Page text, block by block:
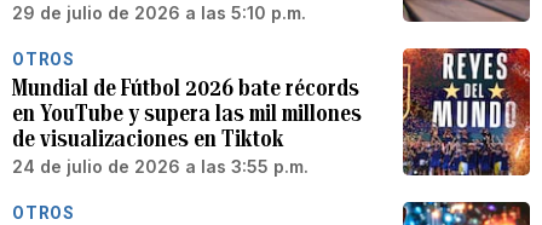
29 de julio de 2026 a las 5:10 p.m.
OTROS
Mundial de Fútbol 2026 bate récords
en YouTube y supera las mil millones
de visualizaciones en Tiktok
24 de julio de 2026 a las 3:55 p.m.
OTROS